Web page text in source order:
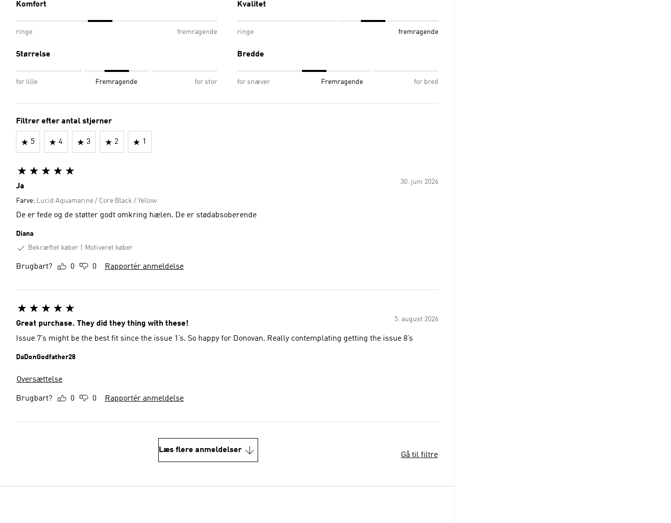
Komfort
ringe fremragende
Kvalitet
ringe fremragende
Størrelse
for lille Fremragende for stor
Bredde
for snæver Fremragende for bred
Filtrer efter antal stjerner
5 4 3 2 1
30. juni 2026
Ja
Farve: Lucid Aquamarine / Core Black / Yellow
De er fede og de støtter godt omkring hælen. De er stødabsoberende
Diana
Bekræftet køber
Motiveret køber
Brugbart? 0 0 Rapportér anmeldelse
5. august 2026
Great purchase. They did they thing with these!
Issue 7’s might be the best fit since the issue 1’s. So happy for Donovan. Really contemplating getting the issue 8’s
DaDonGodfather28
Oversættelse
Brugbart? 0 0 Rapportér anmeldelse
Læs flere anmeldelser
Gå til filtre